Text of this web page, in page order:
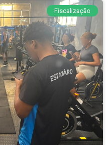
Fiscalização